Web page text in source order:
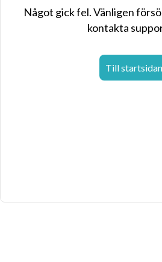
Något gick fel. Vänligen
kontakta
Till startsidan